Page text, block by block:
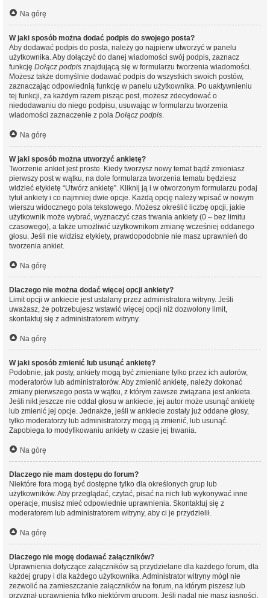
Na górę
W jaki sposób można dodać podpis do swojego posta?
Aby dodawać podpis do posta, należy go najpierw utworzyć w panelu
użytkownika. Aby dołączyć do danej wiadomości swój podpis, zaznacz
funkcję Dołącz podpis znajdującą się w formularzu tworzenia wiadomości.
Możesz także domyślnie dodawać podpis do wszystkich swoich postów,
zaznaczając odpowiednią funkcję w panelu użytkownika. Po uaktywnieniu
tej funkcji, za każdym razem pisząc post, możesz zdecydować o
niedodawaniu do niego podpisu, usuwając w formularzu tworzenia
wiadomości zaznaczenie z pola Dołącz podpis.
Na górę
W jaki sposób można utworzyć ankietę?
Tworzenie ankiet jest proste. Kiedy tworzysz nowy temat bądź zmieniasz
pierwszy post w wątku, na dole formularza tworzenia tematu będziesz
widzieć etykietę “Utwórz ankietę”. Kliknij ją i w otworzonym formularzu podaj
tytuł ankiety i co najmniej dwie opcje. Każdą opcję należy wpisać w nowym
wierszu widocznego pola tekstowego. Możesz określić liczbę opcji, jakie
użytkownik może wybrać, wyznaczyć czas trwania ankiety (0 – bez limitu
czasowego), a także umożliwić użytkownikom zmianę wcześniej oddanego
głosu. Jeśli nie widzisz etykiety, prawdopodobnie nie masz uprawnień do
tworzenia ankiet.
Na górę
Dlaczego nie można dodać więcej opcji ankiety?
Limit opcji w ankiecie jest ustalany przez administratora witryny. Jeśli
uważasz, że potrzebujesz wstawić więcej opcji niż dozwolony limit,
skontaktuj się z administratorem witryny.
Na górę
W jaki sposób zmienić lub usunąć ankietę?
Podobnie, jak posty, ankiety mogą być zmieniane tylko przez ich autorów,
moderatorów lub administratorów. Aby zmienić ankietę, należy dokonać
zmiany pierwszego posta w wątku, z którym zawsze związana jest ankieta.
Jeśli nikt jeszcze nie oddał głosu w ankiecie, jej autor może usunąć ankietę
lub zmienić jej opcje. Jednakże, jeśli w ankiecie zostały już oddane głosy,
tylko moderatorzy lub administratorzy mogą ją zmienić, lub usunąć.
Zapobiega to modyfikowaniu ankiety w czasie jej trwania.
Na górę
Dlaczego nie mam dostępu do forum?
Niektóre fora mogą być dostępne tylko dla określonych grup lub
użytkowników. Aby przeglądać, czytać, pisać na nich lub wykonywać inne
operacje, musisz mieć odpowiednie uprawnienia. Skontaktuj się z
moderatorem lub administratorem witryny, aby ci je przydzielił.
Na górę
Dlaczego nie mogę dodawać załączników?
Uprawnienia dotyczące załączników są przydzielane dla każdego forum, dla
każdej grupy i dla każdego użytkownika. Administrator witryny mógł nie
zezwolić na zamieszczanie załączników na forum, na którym piszesz lub
przyznał uprawnienia tylko niektórym grupom. Jeśli nadal nie masz jasności,